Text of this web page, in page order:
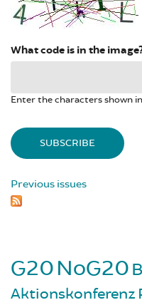
What code is in the
Enter the characters shown
Previous issues
G20NoG20
Aktionskonferenz